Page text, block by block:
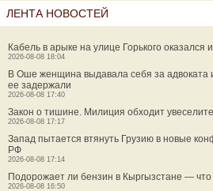
ЛЕНТА НОВОСТЕЙ
Кабель в арыке на улице Горького оказался
2026-08-08 18:04
В Оше женщина выдавала себя за адвоката
ее задержали
2026-08-08 17:40
Закон о тишине. Милиция обходит
2026-08-08 17:17
Запад пытается втянуть Грузию в новые
РФ
2026-08-08 17:14
Подорожает ли бензин в Кыргызстане —
2026-08-08 16:50